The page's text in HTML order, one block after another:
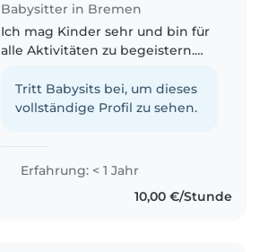
Babysitter in Bremen
Ich mag Kinder sehr und bin für
alle Aktivitäten zu begeistern.
aufgeschlossen. Meine
Fähigkeiten sind Zeichnen,
Tritt Babysits bei, um dieses
vollständige Profil zu sehen.
Erfahrung: < 1 Jahr
10,00 €/Stunde